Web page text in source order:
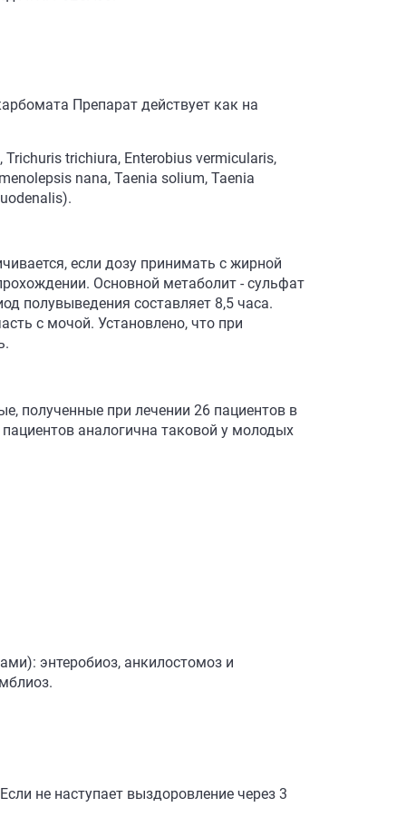
Препарат действует как на
trichiura, Enterobius vermicularis,
nana, Taenia solium, Taenia
если дозу принимать с жирной
Основной метаболит - сульфат
полувыведения составляет 8,5 часа.
с мочой. Установлено, что при
полученные при лечении 26 пациентов в
аналогична таковой у молодых
энтеробиоз, анкилостомоз и
не наступает выздоровление через 3